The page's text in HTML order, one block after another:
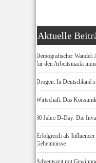
Aktuelle
Demografischer
für den Arbeitsmarkt
Drogen: In Deutschland
Wirtschaft: Das
80 Jahre D-Day: Die
Erfolgreich als
Geheimnisse
Adventszeit mit